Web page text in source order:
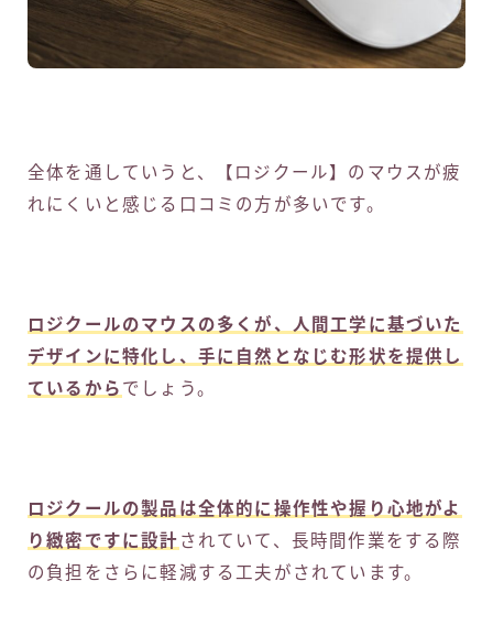
全体を通していうと、【ロジクール】のマウスが疲
れにくいと感じる口コミの方が多いです。
ロジクールのマウスの多くが、人間工学に基づいた
デザインに特化し、手に自然となじむ形状を提供し
ているから でしょう。
ロジクールの製品は全体的に操作性や握り心地がよ
り緻密ですに設計 されていて、長時間作業をする際
の負担をさらに軽減する工夫がされています。